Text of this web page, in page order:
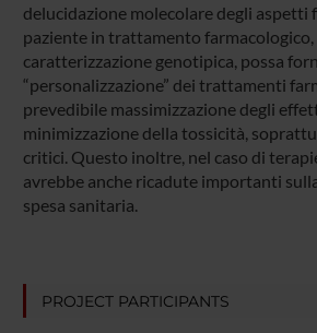
delucidazione molecolare degli aspetti
paziente in trattamento farmacologico,
caratterizzazione genotipica, possa
“personalizzazione” dei trattamenti
prevedibile massimizzazione degli
minimizzazione della tossicità,
critici. Questo inoltre, nel caso di
avrebbe anche ricadute importanti
spesa sanitaria.
PROJECT PARTICIPANTS